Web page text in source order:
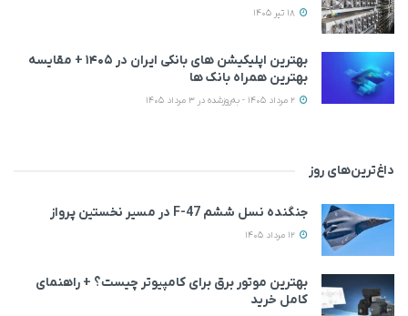
بهترین اپلیکیشن‌ های بانکی ایران در ۱۴۰۵ + مقایسه
بهترین همراه بانک‌ ها
داغ‌ترین‌های روز
جنگنده نسل ششم F-47 در مسیر نخستین پرواز
بهترین موتور برق برای کامپیوتر چیست؟ + راهنمای
کامل خرید